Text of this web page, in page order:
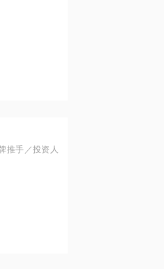
推手／投资人